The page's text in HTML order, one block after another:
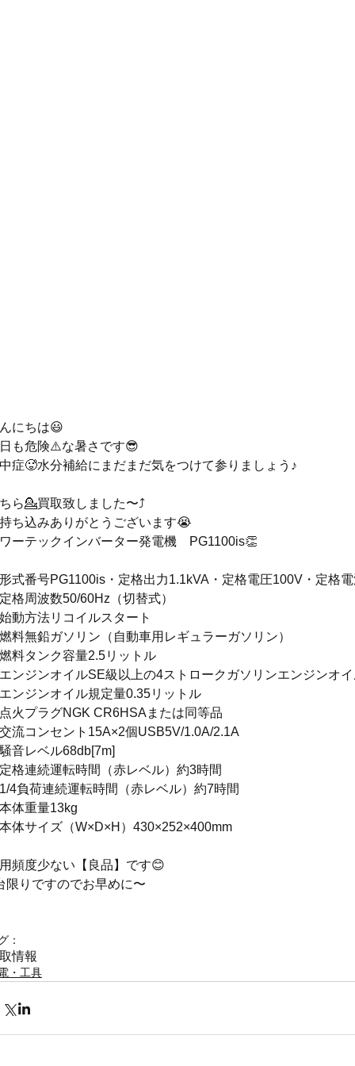
にちは😃
も危険⚠️な暑さです😎
症🥵水分補給にまだまだ気をつけて参りましょう♪
ら💁買取致しました〜⤴️
ち込みありがとうございます😭
ーテックインバーター発電機　PG1100is👏
式番号PG1100is・定格出力1.1kVA・定格電圧100V・定格
格周波数50/60Hz（切替式）
動方法リコイルスタート
料無鉛ガソリン（自動車用レギュラーガソリン）
料タンク容量2.5リットル
ンジンオイルSE級以上の4ストロークガソリンエンジンオ
ンジンオイル規定量0.35リットル
火プラグNGK CR6HSAまたは同等品
流コンセント15A×2個USB5V/1.0A/2.1A
音レベル68db[7m]
格連続運転時間（赤レベル）約3時間
4負荷連続運転時間（赤レベル）約7時間
体重量13kg
体サイズ（W×D×H）430×252×400mm
頻度少ない【良品】です😊
限りですのでお早めに〜
：
情報
・工具